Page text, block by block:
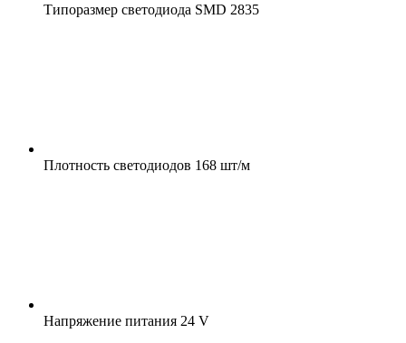
Типоразмер светодиода SMD 2835
Плотность светодиодов 168 шт/м
Напряжение питания 24 V